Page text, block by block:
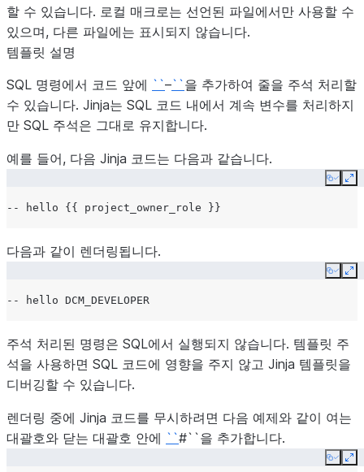
할 수 있습니다. 로컬 매크로는 선언된 파일에서만 사용할 수
있으며, 다른 파일에는 표시되지 않습니다.
템플릿 설명
SQL 명령에서 코드 앞에 ``–``을 추가하여 줄을 주석 처리할
수 있습니다. Jinja는 SQL 코드 내에서 계속 변수를 처리하지
만 SQL 주석은 그대로 유지합니다.
예를 들어, 다음 Jinja 코드는 다음과 같습니다.
Copy
-- hello {{ project_owner_role }}
다음과 같이 렌더링됩니다.
Copy
-- hello DCM_DEVELOPER
주석 처리된 명령은 SQL에서 실행되지 않습니다. 템플릿 주
석을 사용하면 SQL 코드에 영향을 주지 않고 Jinja 템플릿을
디버깅할 수 있습니다.
렌더링 중에 Jinja 코드를 무시하려면 다음 예제와 같이 여는
대괄호와 닫는 대괄호 안에 ``#``을 추가합니다.
Copy